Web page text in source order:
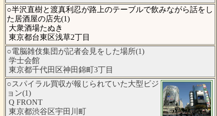
○半沢直樹と渡真利忍が路上のテーブルで飲みながら話をし
た居酒屋の店先(1)
大衆酒場たぬき
東京都台東区浅草2丁目
○電脳雑伎集団が記者会見をした場所(1)
学士会館
東京都千代田区神田錦町3丁目
○スパイラル買収が報じられていた大型ビジ
ョン(1)
Q FRONT
東京都渋谷区宇田川町